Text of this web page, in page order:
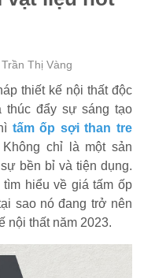
Trần Thị Vàng
thiết kế nội thất độc
thúc đẩy sự sáng tạo
tấm ốp sợi than tre
chỉ là một sản
bền bỉ và tiện dụng.
hiểu về giá tấm ốp
sao nó đang trở nên
nội thất năm 2023.